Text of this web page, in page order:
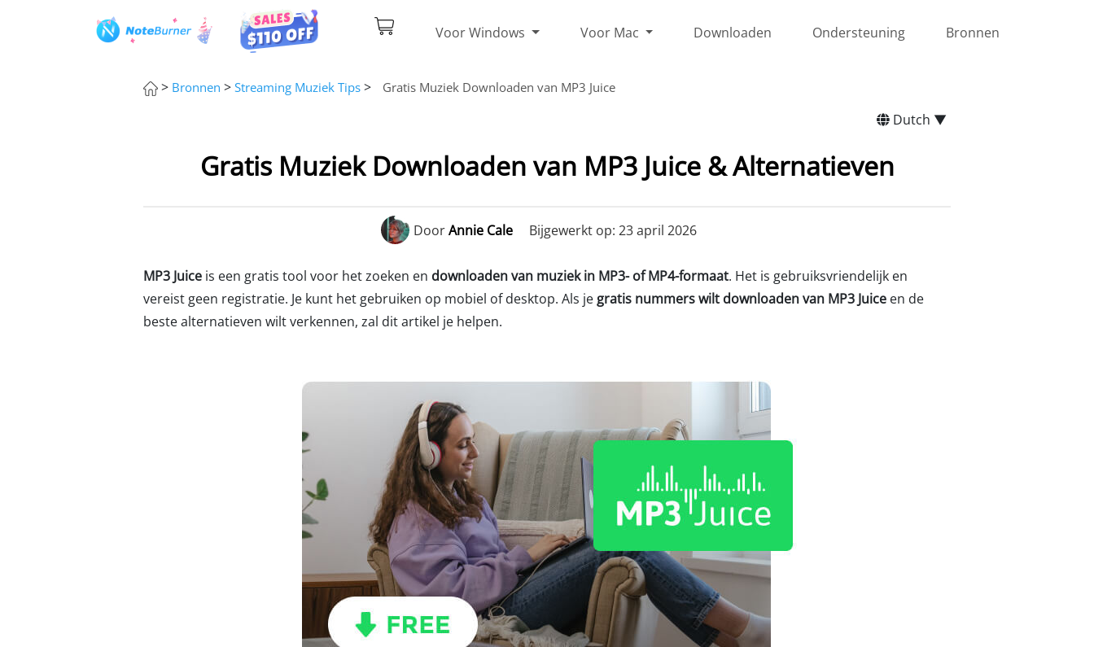
Voor Windows Voor Mac Downloaden Ondersteuning Bronnen
> Bronnen > Streaming Muziek Tips > Gratis Muziek Downloaden van MP3 Juice
Dutch ▼
Gratis Muziek Downloaden van MP3 Juice & Alternatieven
DoorAnnie Cale Bijgewerkt op: 23 april 2026
MP3 Juice is een gratis tool voor het zoeken en downloaden van muziek in MP3- of MP4-formaat. Het is gebruiksvriendelijk en
vereist geen registratie. Je kunt het gebruiken op mobiel of desktop. Als je gratis nummers wilt downloaden van MP3 Juice en de
beste alternatieven wilt verkennen, zal dit artikel je helpen.